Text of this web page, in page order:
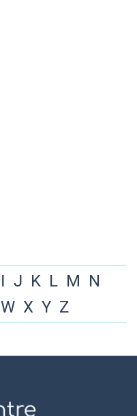
I J K L M N
W X Y Z